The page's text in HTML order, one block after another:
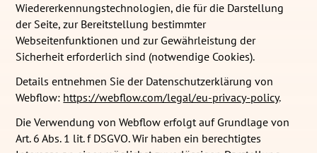
Wiedererkennungstechnologien, die für die Darstellung
der Seite, zur Bereitstellung bestimmter
Webseitenfunktionen und zur Gewährleistung der
Sicherheit erforderlich sind (notwendige Cookies).
Details entnehmen Sie der Datenschutzerklärung von
Webflow: https://webflow.com/legal/eu-privacy-policy.
Die Verwendung von Webflow erfolgt auf Grundlage von
Art. 6 Abs. 1 lit. f DSGVO. Wir haben ein berechtigtes